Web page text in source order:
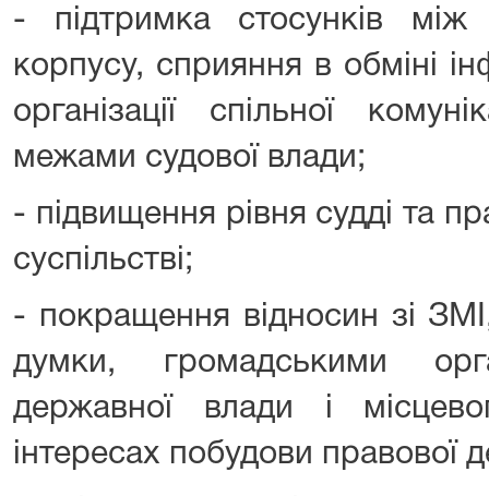
- підтримка стосунків між
корпусу, сприяння в обміні
організації спільної
межами судової влади;
- підвищення рівня судді та
суспільстві;
- покращення відносин зі
думки, громадськими
державної влади і
інтересах побудови правової